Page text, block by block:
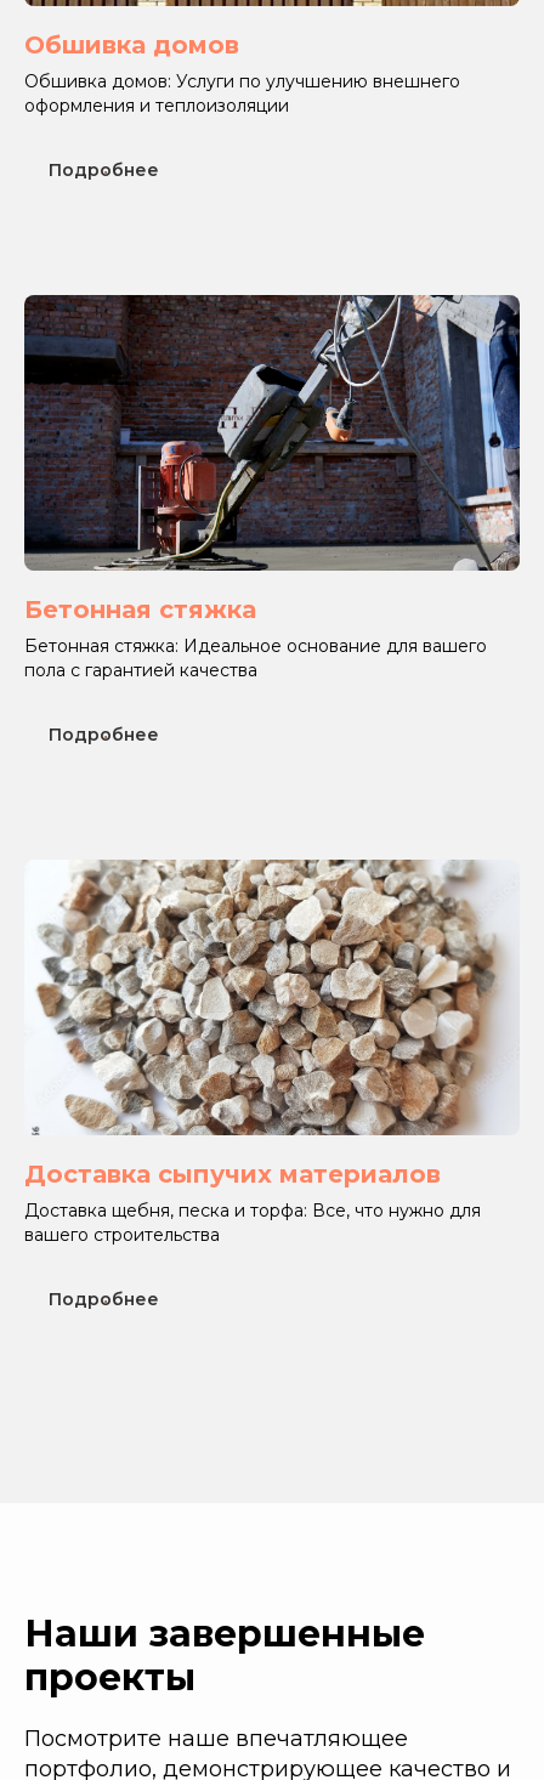
Обшивка домов
Обшивка домов: Услуги по улучшению внешнего
оформления и теплоизоляции
Подробнее
Бетонная стяжка
Бетонная стяжка: Идеальное основание для вашего
пола с гарантией качества
Подробнее
Доставка сыпучих материалов
Доставка щебня, песка и торфа: Все, что нужно для
вашего строительства
Подробнее
Наши завершенные
проекты
Посмотрите наше впечатляющее
портфолио, демонстрирующее качество и